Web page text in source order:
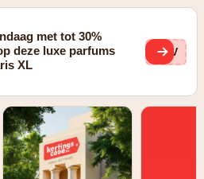
met tot 30%
deze luxe parfums
XL
1UV